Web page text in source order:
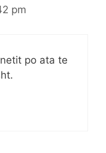
pm
po ata te